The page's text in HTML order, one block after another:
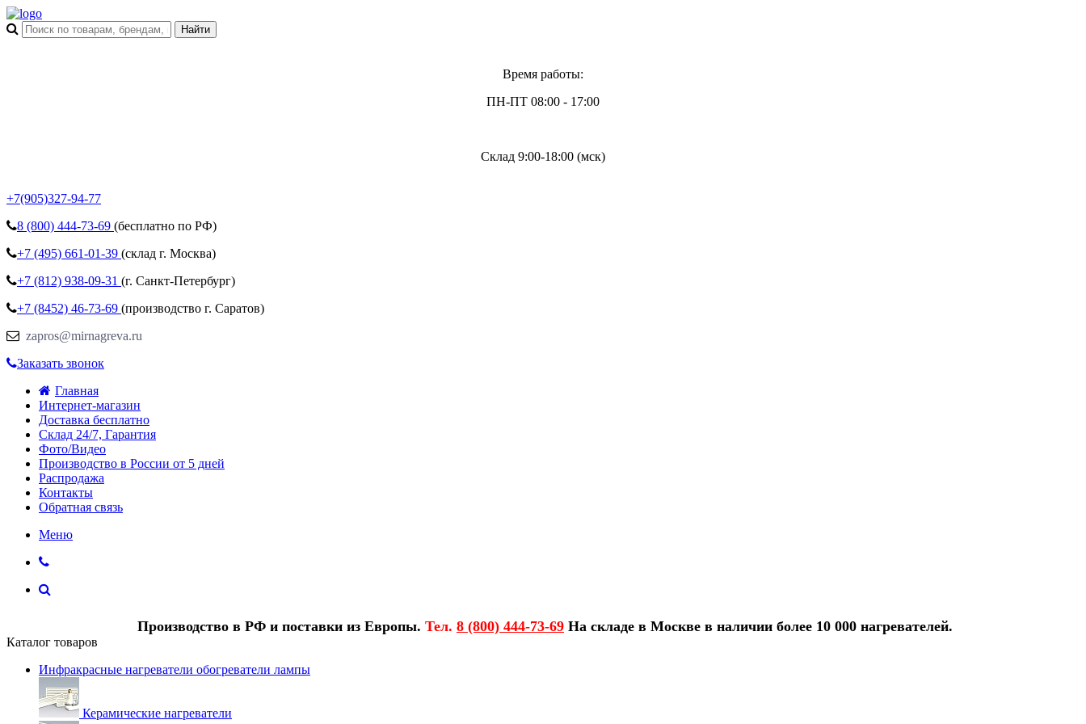
Время работы:
ПН-ПТ 08:00 - 17:00
Склад 9:00-18:00 (мск)
+7(905)327-94-77
8 (800) 444-73-69 (бесплатно по РФ)
+7 (495) 661-01-39 (склад г. Москва)
+7 (812) 938-09-31 (г. Санкт-Петербург)
+7 (8452) 46-73-69 (производство г. Саратов)
zapros@mirnagreva.ru
Заказать звонок
Главная
Интернет-магазин
Доставка бесплатно
Склад 24/7, Гарантия
Фото/Видео
Производство в России от 5 дней
Распродажа
Контакты
Обратная связь
Меню
Производство в РФ и поставки из Европы. Тел. 8 (800) 444-73-69 На складе в Москве в наличии более 10 000 нагревателей.
Каталог товаров
Инфракрасные нагреватели обогреватели лампы
Керамические нагреватели